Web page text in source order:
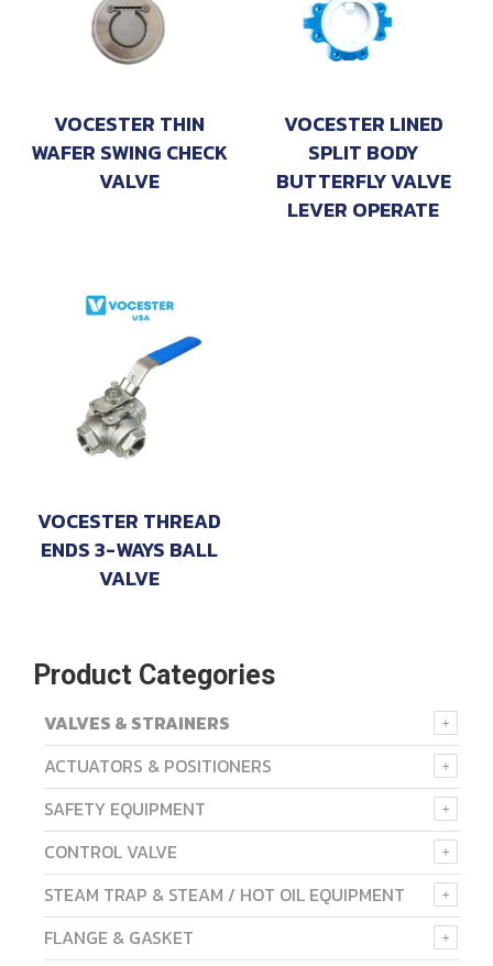
VOCESTER THIN
WAFER SWING CHECK
VALVE
VOCESTER LINED
SPLIT BODY
BUTTERFLY VALVE
LEVER OPERATE
VOCESTER THREAD
ENDS 3-WAYS BALL
VALVE
Product Categories
VALVES & STRAINERS
ACTUATORS & POSITIONERS
SAFETY EQUIPMENT
CONTROL VALVE
STEAM TRAP & STEAM / HOT OIL EQUIPMENT
FLANGE & GASKET